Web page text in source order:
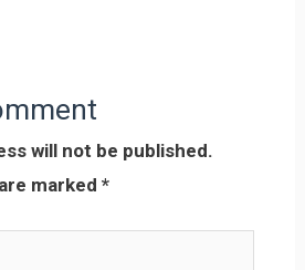
will not be published.
marked *